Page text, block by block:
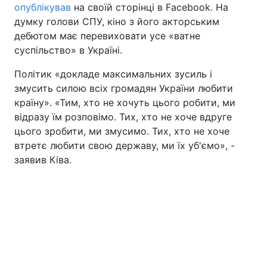
опублікував на своїй сторінці в Facebook. На
думку голови СПУ, кіно з його акторським
дебютом має перевиховати усе «ватне
суспільство» в Україні.
Політик «докладе максимальних зусиль і
змусить силою всіх громадян України любити
країну». «Тим, хто не хочуть цього робити, ми
відразу їм розповімо. Тих, хто не хоче вдруге
цього зробити, ми змусимо. Тих, хто не хоче
втретє любити свою державу, ми їх уб'ємо», -
заявив Ківа.